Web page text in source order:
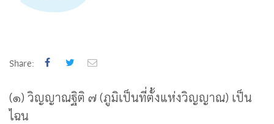
Share:
(๑) วิญญาณฐิติ ๗ (ภูมิเป็นที่ตั้งแห่งวิญญาณ) เป็น
ไฉน